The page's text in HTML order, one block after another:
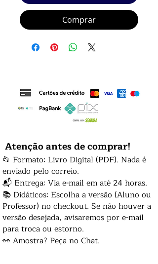
Comprar
Atenção antes de comprar!
📂 Formato: Livro Digital (PDF). Nada é
enviado pelo correio.
📬 Entrega: Via e-mail em até 24 horas.
📚 Didáticos: Escolha a versão (Aluno ou
Professor) no checkout. Se não houver a
versão desejada, avisaremos por e-mail
para troca ou estorno.
👀 Amostra? Peça no Chat.